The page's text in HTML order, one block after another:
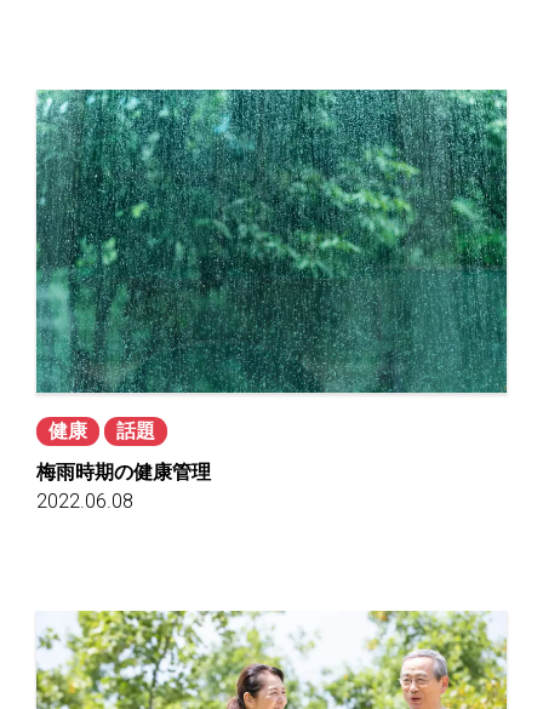
健康
話題
梅雨時期の健康管理
2022.06.08